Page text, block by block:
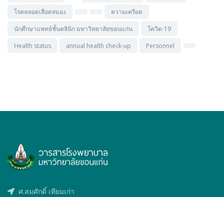
โรคหลอดเลือดสมอง
ความเครียด
นักศึกษาแพทย์ชั้นคลินิก มหาวิทยาลัยขอนแก่น
โควิด-19
Health status
annual health check-up Personnel
ศ.สมศักดิ์ เทียมเก่า